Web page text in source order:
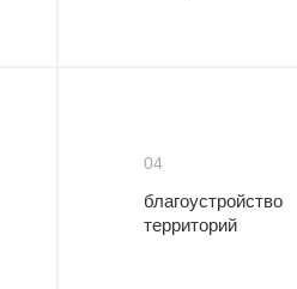
04
благоустройство
территорий